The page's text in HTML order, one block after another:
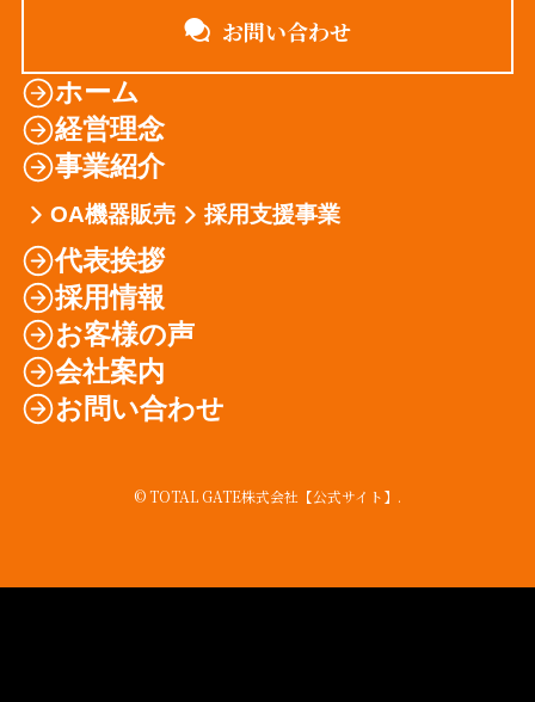
お問い合わせ
ホーム
経営理念
事業紹介
OA機器販売 採用支援事業
代表挨拶
採用情報
お客様の声
会社案内
お問い合わせ
©TOTAL GATE株式会社【公式サイト】.